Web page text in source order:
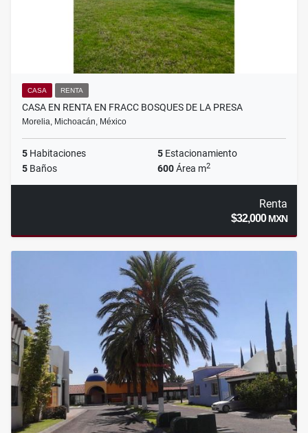
CASA RENTA
CASA EN RENTA EN FRACC BOSQUES DE LA PRESA
Morelia, Michoacán, México
5 Habitaciones 5 Estacionamiento
5 Baños 600Área m2
Renta
$32,000MXN